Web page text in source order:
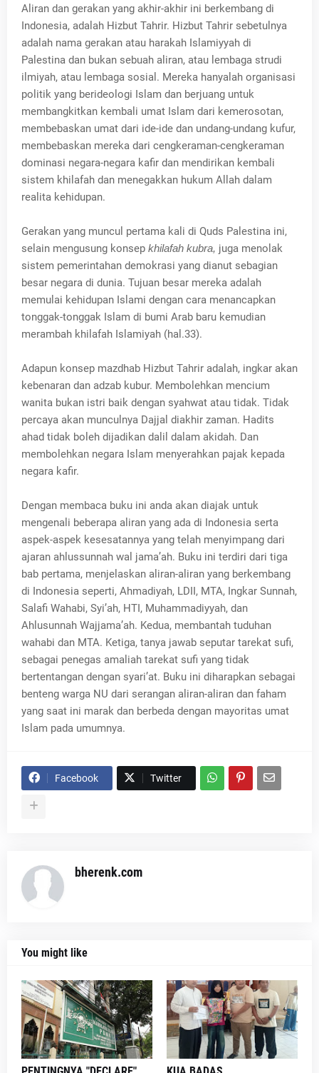
Aliran dan gerakan yang akhir-akhir ini berkembang di
Indonesia, adalah Hizbut Tahrir. Hizbut Tahrir sebetulnya
adalah nama gerakan atau harakah Islamiyyah di
Palestina dan bukan sebuah aliran, atau lembaga strudi
ilmiyah, atau lembaga sosial. Mereka hanyalah organisasi
politik yang berideologi Islam dan berjuang untuk
membangkitkan kembali umat Islam dari kemerosotan,
membebaskan umat dari ide-ide dan undang-undang kufur,
membebaskan mereka dari cengkeraman-cengkeraman
dominasi negara-negara kafir dan mendirikan kembali
sistem khilafah dan menegakkan hukum Allah dalam
realita kehidupan.
Gerakan yang muncul pertama kali di Quds Palestina ini,
selain mengusung konsep khilafah kubra, juga menolak
sistem pemerintahan demokrasi yang dianut sebagian
besar negara di dunia. Tujuan besar mereka adalah
memulai kehidupan Islami dengan cara menancapkan
tonggak-tonggak Islam di bumi Arab baru kemudian
merambah khilafah Islamiyah (hal.33).
Adapun konsep mazdhab Hizbut Tahrir adalah, ingkar akan
kebenaran dan adzab kubur. Membolehkan mencium
wanita bukan istri baik dengan syahwat atau tidak. Tidak
percaya akan munculnya Dajjal diakhir zaman. Hadits
ahad tidak boleh dijadikan dalil dalam akidah. Dan
membolehkan negara Islam menyerahkan pajak kepada
negara kafir.
Dengan membaca buku ini anda akan diajak untuk
mengenali beberapa aliran yang ada di Indonesia serta
aspek-aspek kesesatannya yang telah menyimpang dari
ajaran ahlussunnah wal jama’ah. Buku ini terdiri dari tiga
bab pertama, menjelaskan aliran-aliran yang berkembang
di Indonesia seperti, Ahmadiyah, LDII, MTA, Ingkar Sunnah,
Salafi Wahabi, Syi’ah, HTI, Muhammadiyyah, dan
Ahlusunnah Wajjama’ah. Kedua, membantah tuduhan
wahabi dan MTA. Ketiga, tanya jawab seputar tarekat sufi,
sebagai penegas amaliah tarekat sufi yang tidak
bertentangan dengan syari’at. Buku ini diharapkan sebagai
benteng warga NU dari serangan aliran-aliran dan faham
yang saat ini marak dan berbeda dengan mayoritas umat
Islam pada umumnya.
Facebook Twitter
bherenk.com
You might like